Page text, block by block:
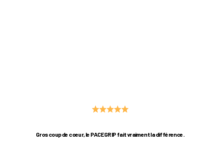
Gros coup de coeur, le PACEGRIP fait vraiment la différence.